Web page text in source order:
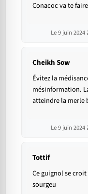
Conacoc va te
Le 9 juin 2024
Cheikh Sow
Évitez la
mésinformation.
atteindre la merle
Le 9 juin 2024
Tottif
Ce guignol se croit
sourgeu